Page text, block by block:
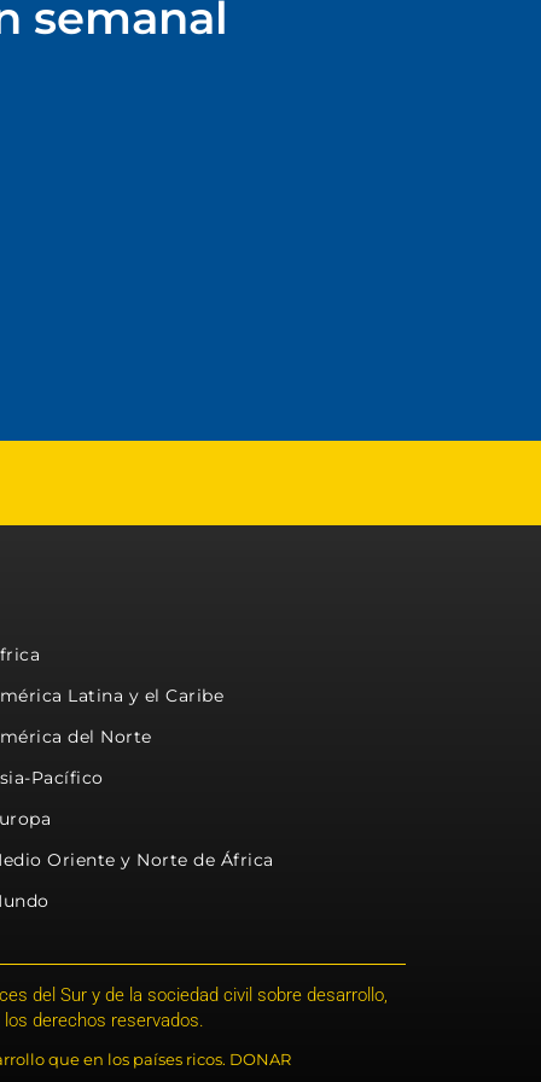
semanal
Latina y el Caribe
del Norte
Pacífico
Oriente y Norte de África
del Sur y de la sociedad civil sobre desarrollo,
derechos reservados.
que en los países ricos. DONAR